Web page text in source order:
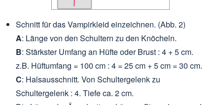
Schnitt für das Vampirkleid einzeichnen. (Abb. 2)
A: Länge von den Schultern zu den Knöcheln.
B: Stärkster Umfang an Hüfte oder Brust : 4 + 5 cm.
z.B. Hüftumfang = 100 cm : 4 = 25 cm + 5 cm = 30 cm.
C: Halsausschnitt. Von Schultergelenk zu
Schultergelenk : 4. Tiefe ca. 2 cm.